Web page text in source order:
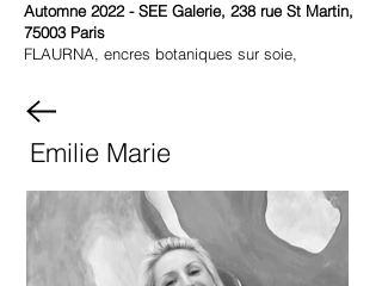
Automne 2022 -SEE Galerie, 238 rue St Martin,
75003 Paris
FLAURNA, encres botaniques sur soie,
Emilie Marie